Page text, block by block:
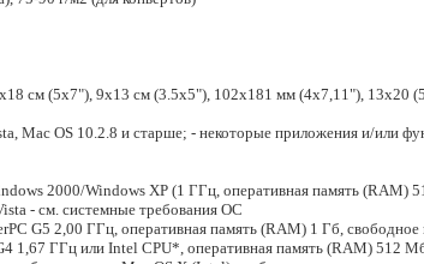
см (5x7"), 9x13 см (3.5x5"), 102х181 мм (4x7,11"), 13x20
Mac OS 10.2.8 и старше; - некоторые приложения и/или
2000/Windows XP (1 ГГц, оперативная память (RAM)
- см. системные требования ОС
G5 2,00 ГГц, оперативная память (RAM) 1 Гб,
1,67 ГГц или Intel CPU*, оперативная память (RAM) 512